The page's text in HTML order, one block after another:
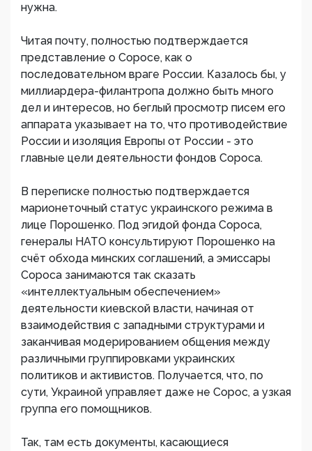
нужна.
Читая почту, полностью подтверждается
представление о Соросе, как о
последовательном враге России. Казалось бы, у
миллиардера-филантропа должно быть много
дел и интересов, но беглый просмотр писем его
аппарата указывает на то, что противодействие
России и изоляция Европы от России - это
главные цели деятельности фондов Сороса.
В переписке полностью подтверждается
марионеточный статус украинского режима в
лице Порошенко. Под эгидой фонда Сороса,
генералы НАТО консультируют Порошенко на
счёт обхода минских соглашений, а эмиссары
Сороса занимаются так сказать
«интеллектуальным обеспечением»
деятельности киевской власти, начиная от
взаимодействия с западными структурами и
заканчивая модерированием общения между
различными группировками украинских
политиков и активистов. Получается, что, по
сути, Украиной управляет даже не Сорос, а узкая
группа его помощников.
Так, там есть документы, касающиеся